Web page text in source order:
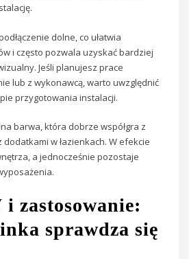
dolne, co ułatwia
i często pozwala uzyskać bardziej
Jeśli planujesz prace
lub z wykonawcą, warto uwzględnić
przygotowania instalacji.
barwa, która dobrze współgra z
dodatkami w łazienkach. W efekcie
a jednocześnie pozostaje
i zastosowanie:
sprawdza się